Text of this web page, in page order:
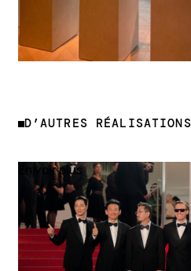
D’AUTRES RÉALISATIONS
En voir plus